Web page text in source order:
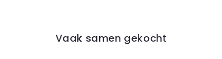
Vaak samen gekocht